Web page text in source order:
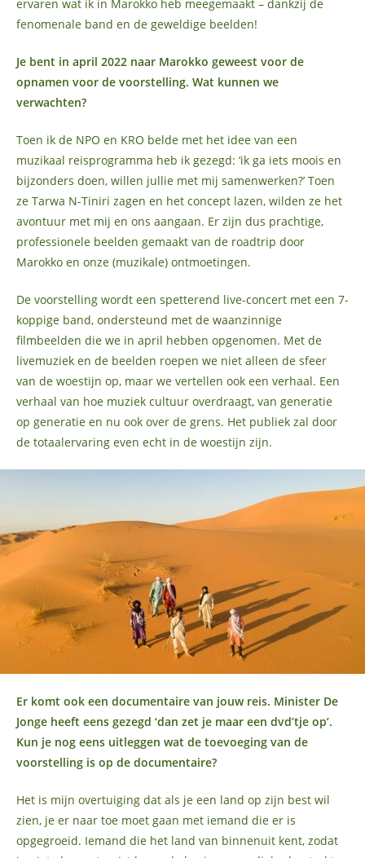
ervaren wat ik in Marokko heb meegemaakt – dankzij de
fenomenale band en de geweldige beelden!
Je bent in april 2022 naar Marokko geweest voor de
opnamen voor de voorstelling. Wat kunnen we
verwachten?
Toen ik de NPO en KRO belde met het idee van een
muzikaal reisprogramma heb ik gezegd: ‘ik ga iets moois en
bijzonders doen, willen jullie met mij samenwerken?’ Toen
ze Tarwa N-Tiniri zagen en het concept lazen, wilden ze het
avontuur met mij en ons aangaan. Er zijn dus prachtige,
professionele beelden gemaakt van de roadtrip door
Marokko en onze (muzikale) ontmoetingen.
De voorstelling wordt een spetterend live-concert met een 7-
koppige band, ondersteund met de waanzinnige
filmbeelden die we in april hebben opgenomen. Met de
livemuziek en de beelden roepen we niet alleen de sfeer
van de woestijn op, maar we vertellen ook een verhaal. Een
verhaal van hoe muziek cultuur overdraagt, van generatie
op generatie en nu ook over de grens. Het publiek zal door
de totaalervaring even echt in de woestijn zijn.
Er komt ook een documentaire van jouw reis. Minister De
Jonge heeft eens gezegd ‘dan zet je maar een dvd’tje op’.
Kun je nog eens uitleggen wat de toevoeging van de
voorstelling is op de documentaire?
Het is mijn overtuiging dat als je een land op zijn best wil
zien, je er naar toe moet gaan met iemand die er is
opgegroeid. Iemand die het land van binnenuit kent, zodat